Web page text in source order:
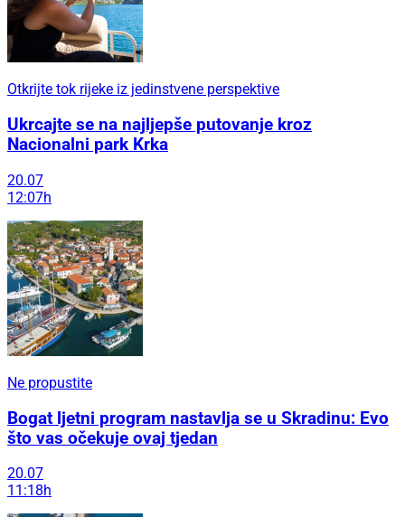
Otkrijte tok rijeke iz jedinstvene perspektive
Ukrcajte se na najljepše putovanje kroz
Nacionalni park Krka
20.07
12:07h
Ne propustite
Bogat ljetni program nastavlja se u Skradinu: Evo
što vas očekuje ovaj tjedan
20.07
11:18h